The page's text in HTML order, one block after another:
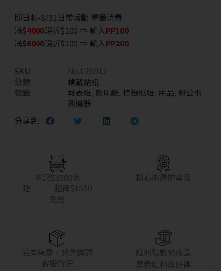
即日起-8/31日常活動 單筆消費
滿$4000現折$100 ⇒ 輸入PP100
滿$6000現折$200 ⇒ 輸入PP200
SKU
No.L26012
分類
標籤貼紙
標籤
報表紙, 影印紙, 標籤貼紙, 用品, 辦公事
務機器
分享到:
宅配$3000免
運 超商$1500
免運
精心挑選的產品
若有急需，請先詢問
客服貨況
紅利點數兌換區
累積紅利換好禮